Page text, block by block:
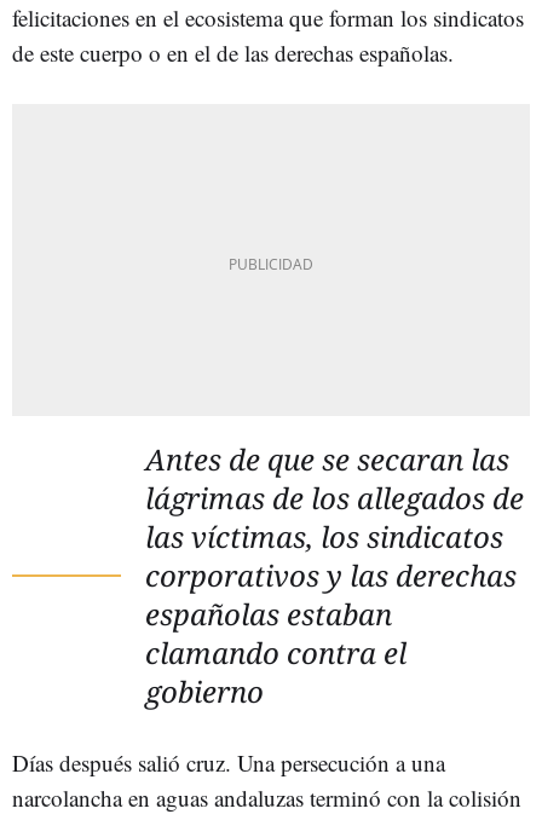
felicitaciones en el ecosistema que forman los sindicatos
de este cuerpo o en el de las derechas españolas.
Antes de que se secaran las
lágrimas de los allegados de
las víctimas, los sindicatos
corporativos y las derechas
españolas estaban
clamando contra el
gobierno
Días después salió cruz. Una persecución a una
narcolancha en aguas andaluzas terminó con la colisión